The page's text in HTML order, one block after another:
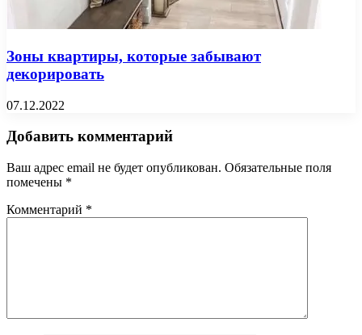
Зоны квартиры, которые забывают
декорировать
07.12.2022
Добавить комментарий
Ваш адрес email не будет опубликован. Обязательные поля
помечены *
Комментарий *